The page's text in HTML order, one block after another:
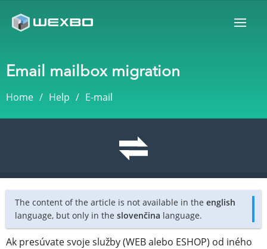
Email mailbox migration
Home Help E-mail
The content of the article is not available in the english
language, but only in the slovenčina language.
Ak presúvate svoje služby (WEB alebo ESHOP) od iného